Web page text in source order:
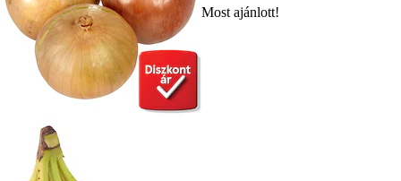
Most ajánlott!